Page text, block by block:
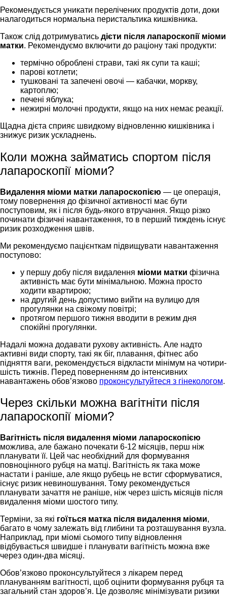
Рекомендується уникати перелічених продуктів доти, доки
налагодиться нормальна перистальтика кишківника.
Також слід дотримуватись дієти після лапароскопії міоми
матки. Рекомендуємо включити до раціону такі продукти:
термічно оброблені страви, такі як супи та каші;
парові котлети;
тушковані та запечені овочі — кабачки, моркву,
картоплю;
печені яблука;
нежирні молочні продукти, якщо на них немає реакції.
Щадна дієта сприяє швидкому відновленню кишківника і
знижує ризик ускладнень.
Коли можна займатись спортом після
лапароскопії міоми?
Видалення міоми матки лапароскопією — це операція,
тому повернення до фізичної активності має бути
поступовим, як і після будь-якого втручання. Якщо різко
починати фізичні навантаження, то в перший тиждень існує
ризик розходження швів.
Ми рекомендуємо пацієнткам підвищувати навантаження
поступово:
у першу добу після видалення міоми матки фізична
активність має бути мінімальною. Можна просто
ходити квартирою;
на другий день допустимо вийти на вулицю для
прогулянки на свіжому повітрі;
протягом першого тижня вводити в режим дня
спокійні прогулянки.
Надалі можна додавати рухову активність. Але надто
активні види спорту, такі як біг, плавання, фітнес або
підняття ваги, рекомендується відкласти мінімум на чотири-
шість тижнів. Перед поверненням до інтенсивних
навантажень обов’язково проконсультуйтеся з гінекологом.
Через скільки можна вагітніти після
лапароскопії міоми?
Вагітність після видалення міоми лапароскопією
можлива, але бажано почекати 6-12 місяців, перш ніж
планувати її. Цей час необхідний для формування
повноцінного рубця на матці. Вагітність як така може
настати і раніше, але якщо рубець не встиг сформуватися,
існує ризик невиношування. Тому рекомендується
планувати зачаття не раніше, ніж через шість місяців після
видалення міоми шостого типу.
Терміни, за які гоїться матка після видалення міоми,
багато в чому залежать від глибини та розташування вузла.
Наприклад, при міомі сьомого типу відновлення
відбувається швидше і планувати вагітність можна вже
через один-два місяці.
Обов’язково проконсультуйтеся з лікарем перед
плануванням вагітності, щоб оцінити формування рубця та
загальний стан здоров’я. Це дозволяє мінімізувати ризики